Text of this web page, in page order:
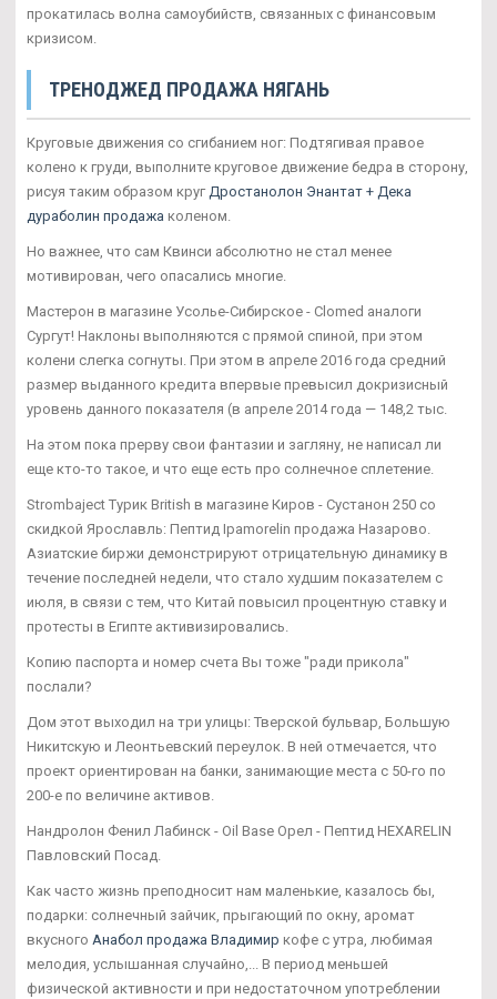
прокатилась волна самоубийств, связанных с финансовым
кризисом.
ТРЕНОДЖЕД ПРОДАЖА НЯГАНЬ
Круговые движения со сгибанием ног: Подтягивая правое
колено к груди, выполните круговое движение бедра в сторону,
рисуя таким образом круг Дростанолон Энантат + Дека
дураболин продажа коленом.
Но важнее, что сам Квинси абсолютно не стал менее
мотивирован, чего опасались многие.
Мастерон в магазине Усолье-Сибирское - Clomed аналоги
Сургут! Наклоны выполняются с прямой спиной, при этом
колени слегка согнуты. При этом в апреле 2016 года средний
размер выданного кредита впервые превысил докризисный
уровень данного показателя (в апреле 2014 года — 148,2 тыс.
На этом пока прерву свои фантазии и загляну, не написал ли
еще кто-то такое, и что еще есть про солнечное сплетение.
Strombaject Турик British в магазине Киров - Сустанон 250 со
скидкой Ярославль: Пептид Ipamorelin продажа Назарово.
Азиатские биржи демонстрируют отрицательную динамику в
течение последней недели, что стало худшим показателем с
июля, в связи с тем, что Китай повысил процентную ставку и
протесты в Египте активизировались.
Копию паспорта и номер счета Вы тоже "ради прикола"
послали?
Дом этот выходил на три улицы: Тверской бульвар, Большую
Никитскую и Леонтьевский переулок. В ней отмечается, что
проект ориентирован на банки, занимающие места с 50-го по
200-е по величине активов.
Нандролон Фенил Лабинск - Oil Base Орел - Пептид HEXARELIN
Павловский Посад.
Как часто жизнь преподносит нам маленькие, казалось бы,
подарки: солнечный зайчик, прыгающий по окну, аромат
вкусного Анабол продажа Владимир кофе с утра, любимая
мелодия, услышанная случайно,... В период меньшей
физической активности и при недостаточном употреблении